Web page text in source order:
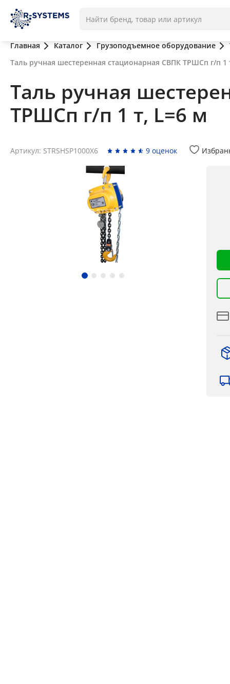
Главная Каталог Грузоподъемное оборудование
Таль ручная шестеренная стационарная СВПК ТРШСп г/п 1
Таль ручная
ТРШСп г/п 1 т, L=6 м
Артикул: STRSHSP1000X6 9 оценок